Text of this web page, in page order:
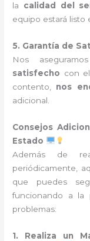
la calidad del
equipo estará listo
5. Garantía de
Nos
satisfecho con
contento, nos
adicional.
Consejos
Estado
Además de
periódicamente,
que puedes
funcionando a la
problemas:
1. Realiza un